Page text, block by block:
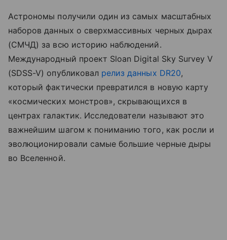
Астрономы получили один из самых масштабных
наборов данных о сверхмассивных черных дырах
(СМЧД) за всю историю наблюдений.
Международный проект Sloan Digital Sky Survey V
(SDSS-V) опубликовал релиз данных DR20,
который фактически превратился в новую карту
«космических монстров», скрывающихся в
центрах галактик. Исследователи называют это
важнейшим шагом к пониманию того, как росли и
эволюционировали самые большие черные дыры
во Вселенной.